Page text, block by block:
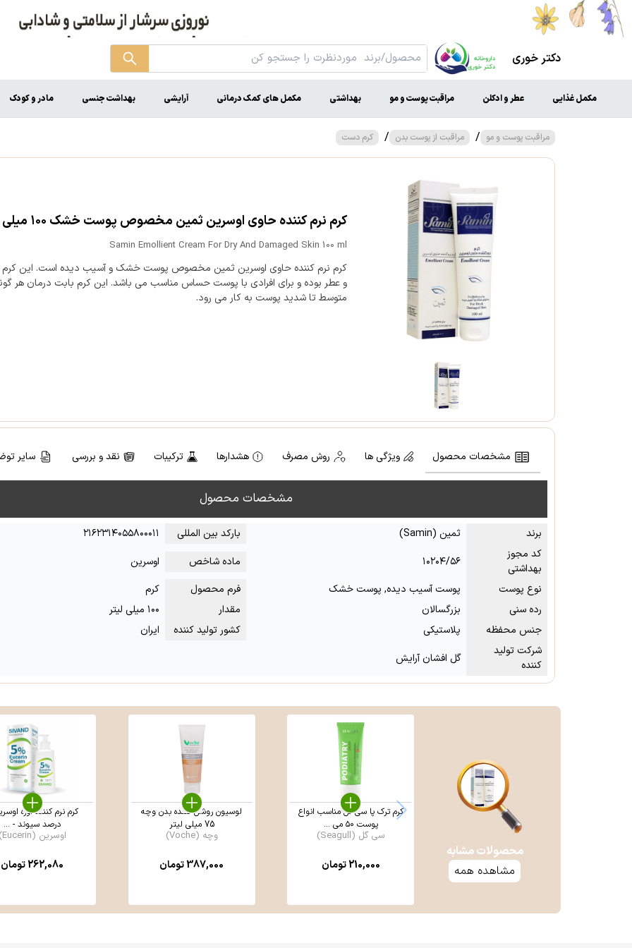
دکتر خوری
مکمل غذایی عطر و ادکلن مراقبت پوست و مو بهداشتی مکمل های کمک درمانی آرایشی بهداشت جنسی مادر و کودک
مراقبت پوست و مو / مراقبت از پوست بدن / کرم دست
کرم نرم کننده حاوی اوسرین ثمین مخصوص پوست خشک ۱۰۰ میلی لیتر
Samin Emollient Cream For Dry And Damaged Skin 100 ml
کرم نرم کننده حاوی اوسرین ثمین مخصوص پوست خشک و آسیب دیده است. این کرم
و عطر بوده و برای افرادی با پوست حساس مناسب می باشد. این کرم بابت درمان هر
متوسط تا شدید پوست به کار می رود.
مشخصات محصول ویژگی ها روش مصرف هشدارها ترکیبات نقد و بررسی سایر
مشخصات محصول
برند ثمین (Samin) بارکد بین المللی
۲۱۶۲۳۱۴۰۵۵۸۰۰۰۱۱
کد مجوز
بهداشتی
۱۰۲۰۴/۵۶ ماده شاخص
اوسرین
نوع پوست
پوست آسیب دیده, پوست خشک فرم محصول
کرم
رده سنی
بزرگسالان مقدار
۱۰۰ میلی لیتر
جنس محفظه
پلاستیکی کشور تولید کننده
ایران
شرکت تولید
کننده
گل افشان آرایش
محصولات مشابه
مشاهده همه
کرم ترک پا سی‌ گل مناسب انواع
پوست ۵۰ می ...
سی گل (Seagull)
210,000تومان
لوسیون روشن کننده بدن وچه
75 میلی لیتر
وچه (Voche)
387,000تومان
درصد سیوند - ...
اوسرین (Eucerin)
262,080تومان